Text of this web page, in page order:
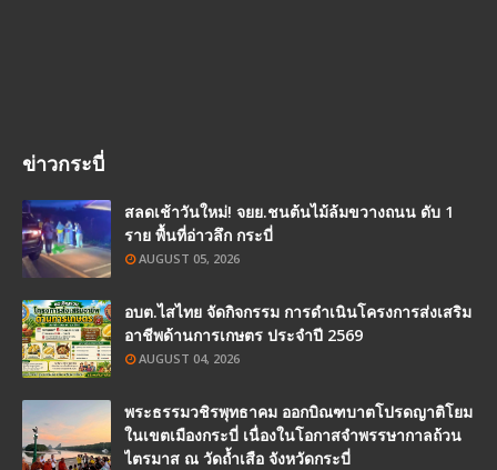
ข่าวกระบี่
สลดเช้าวันใหม่! จยย.ชนต้นไม้ล้มขวางถนน ดับ 1
ราย พื้นที่อ่าวลึก กระบี่
AUGUST 05, 2026
อบต.ไสไทย จัดกิจกรรม การดำเนินโครงการส่งเสริม
อาชีพด้านการเกษตร ประจำปี 2569
AUGUST 04, 2026
พระธรรมวชิรพุทธาคม ออกบิณฑบาตโปรดญาติโยม
ในเขตเมืองกระบี่ เนื่องในโอกาสจำพรรษากาลถ้วน
ไตรมาส ณ วัดถ้ำเสือ จังหวัดกระบี่